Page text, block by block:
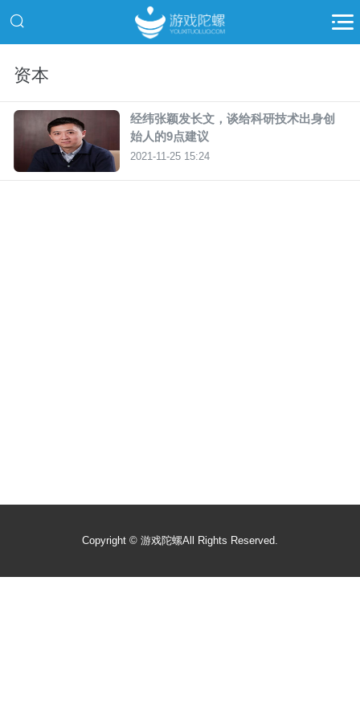
资本
经纬张颖发长文，谈给科研技术出身创
始人的9点建议
2021-11-25 15:24
Copyright © 游戏陀螺All Rights Reserved.